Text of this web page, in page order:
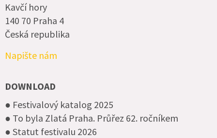
Kavčí hory
140 70 Praha 4
Česká republika
Napište nám
DOWNLOAD
● Festivalový katalog 2025
● To byla Zlatá Praha. Průřez 62. ročníkem
● Statut festivalu 2026